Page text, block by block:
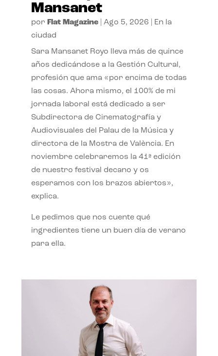
Mansanet
por Flat Magazine| Ago 5, 2026
En la
ciudad
Sara Mansanet Royo lleva más de quince
años dedicándose a la Gestión Cultural,
profesión que ama «por encima de todas
las cosas. Ahora mismo, el 100% de mi
jornada laboral está dedicado a ser
Subdirectora de Cinematografía y
Audiovisuales del Palau de la Música y
directora de la Mostra de València. En
noviembre celebraremos la 41ª edición
de nuestro festival decano y os
esperamos con los brazos abiertos»,
explica.
Le pedimos que nos cuente qué
ingredientes tiene un buen día de verano
para ella.